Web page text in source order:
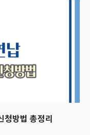
청방법 총정리